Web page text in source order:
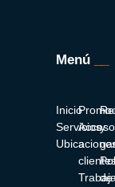
Menú
Inicio
Servicios
Acceso
a
Trabaja
y
de